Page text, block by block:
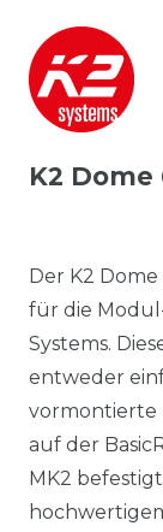
K2 Dome
Der K2 Dome
für die
Systems.
entweder
vormontierte
auf der
MK2